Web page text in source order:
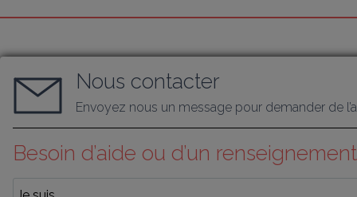
Nous contacter
Envoyez nous un message pour demander de
Besoin d’aide ou d’un